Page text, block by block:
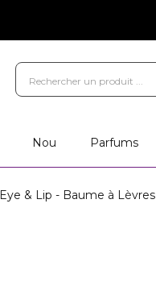
Nou Parfums
Eye & Lip - Baume à Lèvres